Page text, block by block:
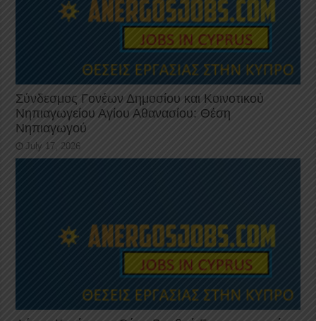
Σύνδεσμος Γονέων Δημοσίου και Κοινοτικού
Νηπιαγωγείου Αγίου Αθανασίου: Θέση
Νηπιαγωγού
July 17, 2026